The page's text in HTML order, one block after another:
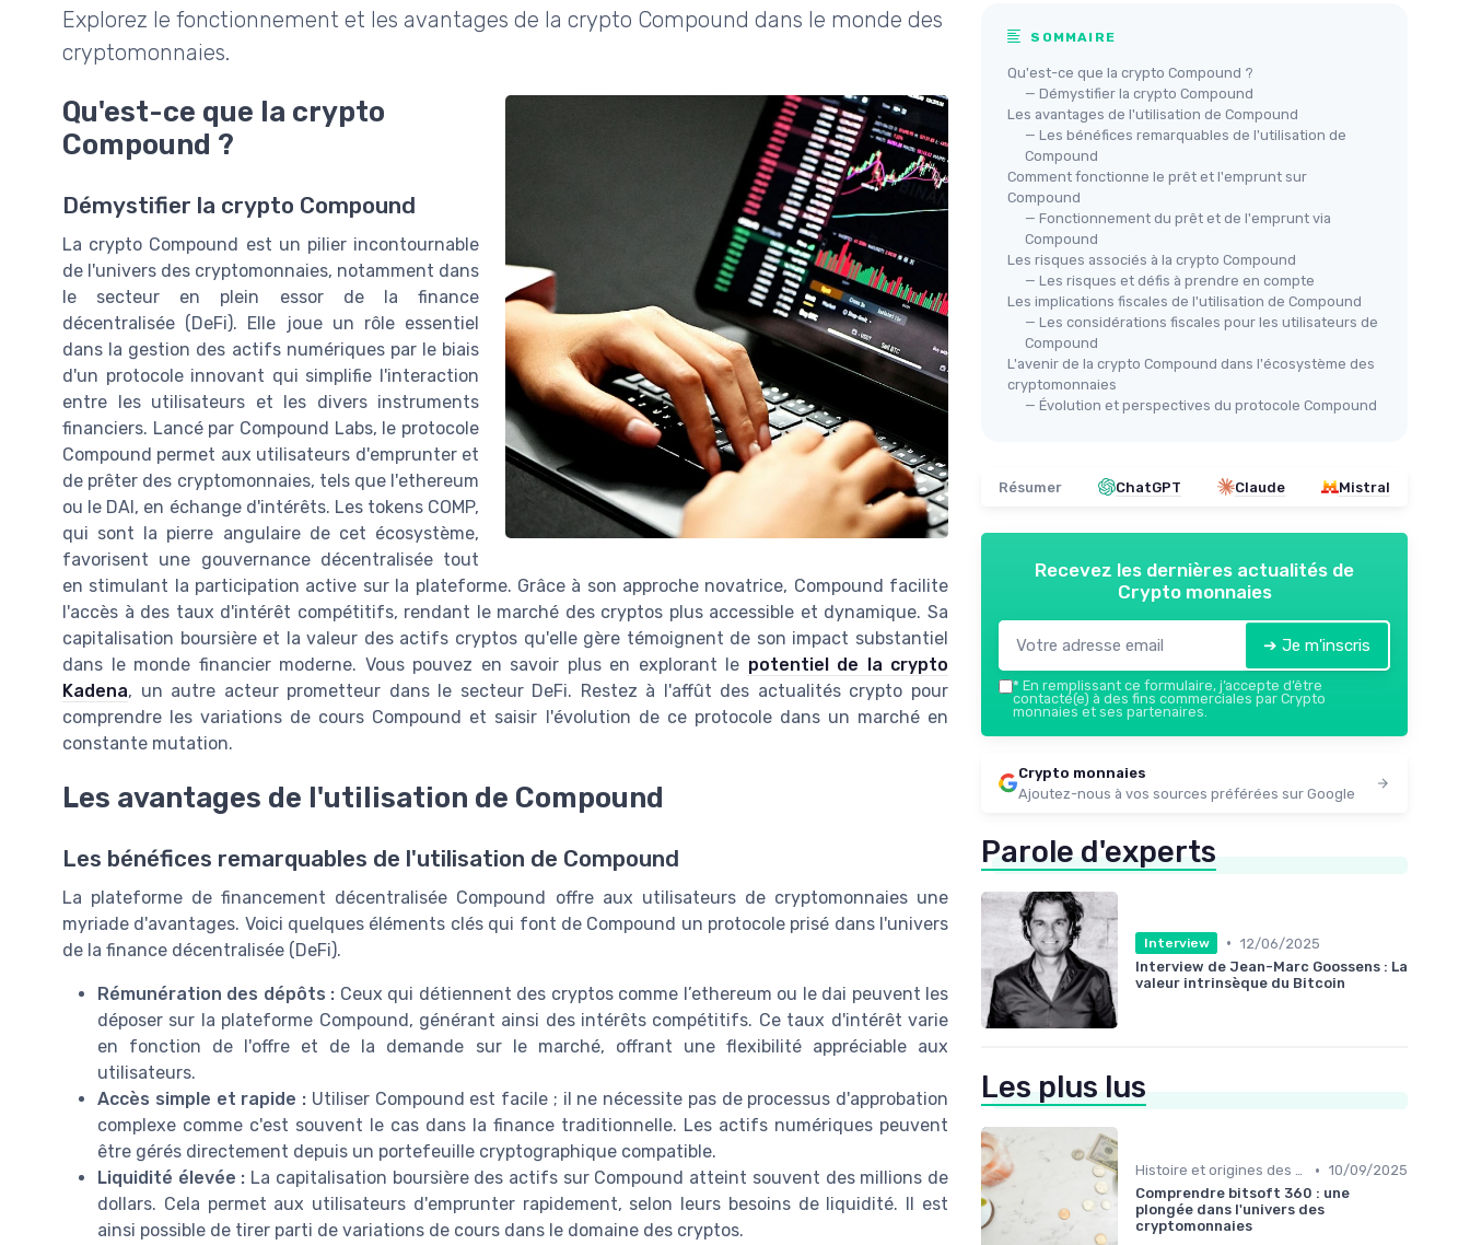
Explorez le fonctionnement et les avantages de la crypto Compound dans le monde des
cryptomonnaies.
Qu'est-ce que la crypto
Compound ?
Démystifier la crypto Compound
La crypto Compound est un pilier incontournable
de l'univers des cryptomonnaies, notamment dans
le secteur en plein essor de la finance
décentralisée (DeFi). Elle joue un rôle essentiel
dans la gestion des actifs numériques par le biais
d'un protocole innovant qui simplifie l'interaction
entre les utilisateurs et les divers instruments
financiers. Lancé par Compound Labs, le protocole
Compound permet aux utilisateurs d'emprunter et
de prêter des cryptomonnaies, tels que l'ethereum
ou le DAI, en échange d'intérêts. Les tokens COMP,
qui sont la pierre angulaire de cet écosystème,
favorisent une gouvernance décentralisée tout
en stimulant la participation active sur la plateforme. Grâce à son approche novatrice, Compound facilite
l'accès à des taux d'intérêt compétitifs, rendant le marché des cryptos plus accessible et dynamique. Sa
capitalisation boursière et la valeur des actifs cryptos qu'elle gère témoignent de son impact substantiel
dans le monde financier moderne. Vous pouvez en savoir plus en explorant le potentiel de la crypto
Kadena, un autre acteur prometteur dans le secteur DeFi. Restez à l'affût des actualités crypto pour
comprendre les variations de cours Compound et saisir l'évolution de ce protocole dans un marché en
constante mutation.
Les avantages de l'utilisation de Compound
Les bénéfices remarquables de l'utilisation de Compound
La plateforme de financement décentralisée Compound offre aux utilisateurs de cryptomonnaies une
myriade d'avantages. Voici quelques éléments clés qui font de Compound un protocole prisé dans l'univers
de la finance décentralisée (DeFi).
Rémunération des dépôts : Ceux qui détiennent des cryptos comme l’ethereum ou le dai peuvent les
déposer sur la plateforme Compound, générant ainsi des intérêts compétitifs. Ce taux d'intérêt varie
en fonction de l'offre et de la demande sur le marché, offrant une flexibilité appréciable aux
utilisateurs.
Accès simple et rapide : Utiliser Compound est facile ; il ne nécessite pas de processus d'approbation
complexe comme c'est souvent le cas dans la finance traditionnelle. Les actifs numériques peuvent
être gérés directement depuis un portefeuille cryptographique compatible.
Liquidité élevée : La capitalisation boursière des actifs sur Compound atteint souvent des millions de
dollars. Cela permet aux utilisateurs d'emprunter rapidement, selon leurs besoins de liquidité. Il est
ainsi possible de tirer parti de variations de cours dans le domaine des cryptos.
SOMMAIRE
Qu'est-ce que la crypto Compound ?
— Démystifier la crypto Compound
Les avantages de l'utilisation de Compound
— Les bénéfices remarquables de l'utilisation de
Compound
Comment fonctionne le prêt et l'emprunt sur
Compound
— Fonctionnement du prêt et de l'emprunt via
Compound
Les risques associés à la crypto Compound
— Les risques et défis à prendre en compte
Les implications fiscales de l'utilisation de Compound
— Les considérations fiscales pour les utilisateurs de
Compound
L'avenir de la crypto Compound dans l'écosystème des
cryptomonnaies
— Évolution et perspectives du protocole Compound
Résumer ChatGPT Claude Mistral
Recevez les dernières actualités de
Crypto monnaies
➔ Je m'inscris
* En remplissant ce formulaire, j’accepte d’être
contacté(e) à des fins commerciales par Crypto
monnaies et ses partenaires.
Crypto monnaies
Ajoutez-nous à vos sources préférées sur Google
Parole d'experts
Interview • 12/06/2025
Interview de Jean-Marc Goossens : La
valeur intrinsèque du Bitcoin
Les plus lus
Histoire et origines des cryptomonnaies • 10/09/2025
Comprendre bitsoft 360 : une
plongée dans l'univers des
cryptomonnaies